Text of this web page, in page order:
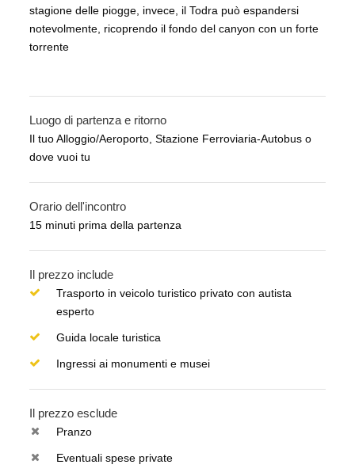
stagione delle piogge, invece, il Todra può espandersi
notevolmente, ricoprendo il fondo del canyon con un forte
torrente
Luogo di partenza e ritorno
Il tuo Alloggio/Aeroporto, Stazione Ferroviaria-Autobus o
dove vuoi tu
Orario dell'incontro
15 minuti prima della partenza
Il prezzo include
Trasporto in veicolo turistico privato con autista
esperto
Guida locale turistica
Ingressi ai monumenti e musei
Il prezzo esclude
Pranzo
Eventuali spese private